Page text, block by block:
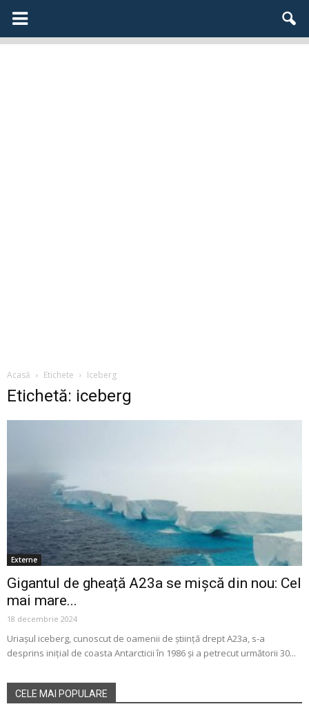
Acasă Etichete Iceberg
Etichetă: iceberg
Externe
Gigantul de gheață A23a se mișcă din nou: Cel
mai mare...
18 decembrie 2024
Uriașul iceberg, cunoscut de oamenii de știință drept A23a, s-a
desprins inițial de coasta Antarcticii în 1986 și a petrecut următorii 30...
CELE MAI POPULARE